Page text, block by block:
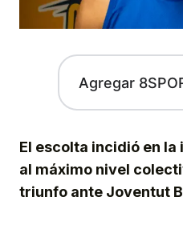
Agregar
El escolta incidió en
al máximo nivel
triunfo ante Joventut